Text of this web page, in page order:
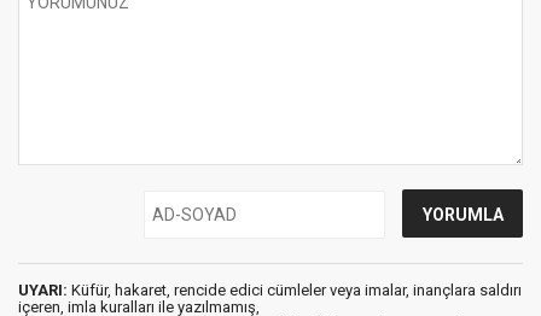
UYARI: Küfür, hakaret, rencide edici cümleler veya imalar, inançlara saldırı
içeren, imla kuralları ile yazılmamış,